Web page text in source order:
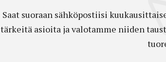
Saat suoraan sähköpostiisi
tärkeitä asioita ja valotamme niiden